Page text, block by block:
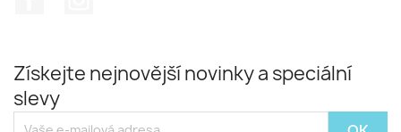
Získejte nejnovější novinky a speciální
slevy